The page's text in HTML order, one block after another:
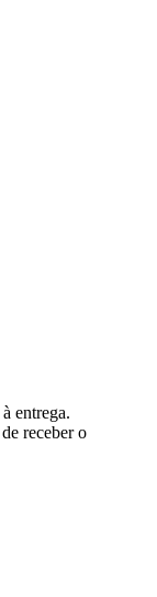
entrega.
receber o